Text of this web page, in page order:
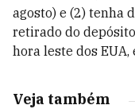
agosto) e (2) tenha
retirado do
hora leste dos
Veja também